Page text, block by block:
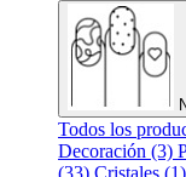
Todos los
Decoración (3)
(33) Cristales (1)